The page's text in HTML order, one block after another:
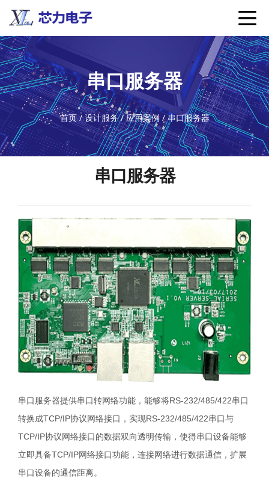
串口服务器
首页/设计服务/应用案例/串口服务器
串口服务器
串口服务器提供串口转网络功能，能够将RS-232/485/422串口
转换成TCP/IP协议网络接口，实现RS-232/485/422串口与
TCP/IP协议网络接口的数据双向透明传输，使得串口设备能够
立即具备TCP/IP网络接口功能，连接网络进行数据通信，扩展
串口设备的通信距离。